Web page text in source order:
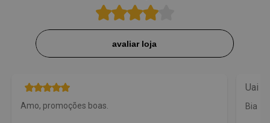
avaliar loja
Amo, promoções boas.
Uai
Bia